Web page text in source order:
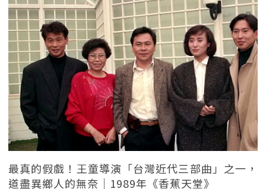
最真的假戲！王童導演「台灣近代三部曲」之一，
道盡異鄉人的無奈｜1989年《香蕉天堂》